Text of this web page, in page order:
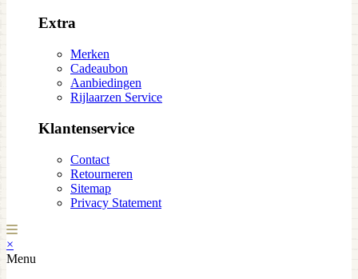
Extra
Merken
Cadeaubon
Aanbiedingen
Rijlaarzen Service
Klantenservice
Contact
Retourneren
Sitemap
Privacy Statement
×
Menu